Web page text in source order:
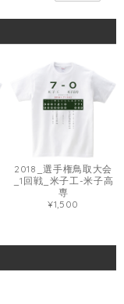
2018_選手権鳥取大会
_1回戦_米子工-米子高
専
¥1,500